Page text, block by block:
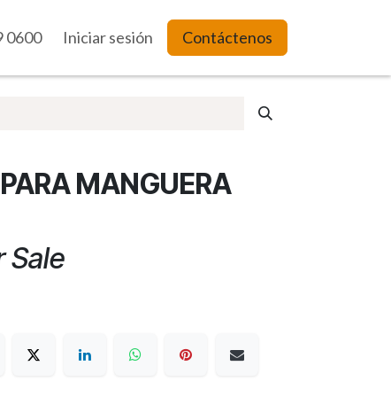
Web
0600 Iniciar sesión Contáctenos
MANGUERA
Sale